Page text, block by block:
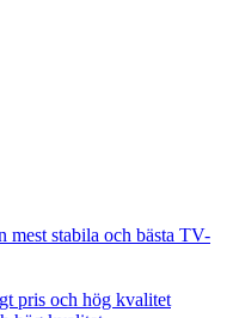
stabila och bästa TV-
pris och hög kvalitet